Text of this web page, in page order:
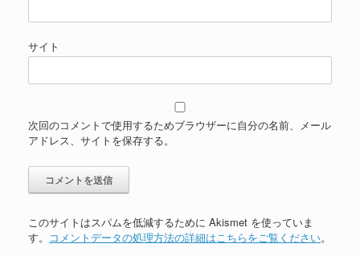
サイト
次回のコメントで使用するためブラウザーに自分の名前、メール
アドレス、サイトを保存する。
このサイトはスパムを低減するために Akismet を使っていま
す。 コメントデータの処理方法の詳細はこちらをご覧ください。